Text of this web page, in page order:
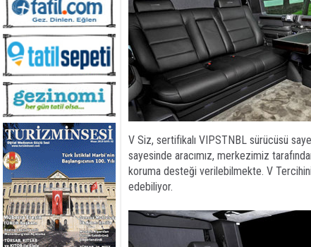
V Siz, sertifikalı VIPSTNBL sürücüsü
sayesinde aracımız, merkezimiz
koruma desteği verilebilmekte. V
edebiliyor.